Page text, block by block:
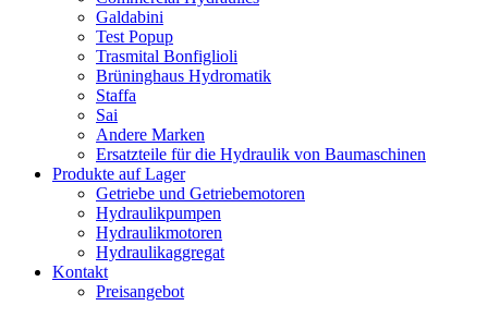
Galdabini
Test Popup
Trasmital Bonfiglioli
Brüninghaus Hydromatik
Staffa
Sai
Andere Marken
Ersatzteile für die Hydraulik von Baumaschinen
Produkte auf Lager
Getriebe und Getriebemotoren
Hydraulikpumpen
Hydraulikmotoren
Hydraulikaggregat
Kontakt
Preisangebot